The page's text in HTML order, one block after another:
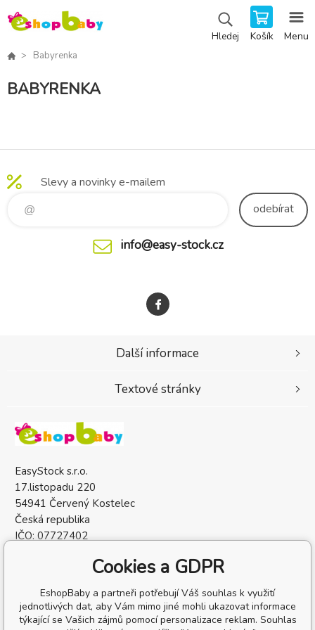
Hledej Košík Menu
Babyrenka
BABYRENKA
Slevy a novinky e-mailem
odebírat
info@easy-stock.cz
EasyStock s.r.o.
17.listopadu 220
54941 Červený Kostelec
Česká republika
IČO: 07727402
Další informace
Textové stránky
Cookies a GDPR
EshopBaby a partneři potřebují Váš souhlas k využití
jednotlivých dat, aby Vám mimo jiné mohli ukazovat informace
týkající se Vašich zájmů pomocí personalizace reklam. Souhlas